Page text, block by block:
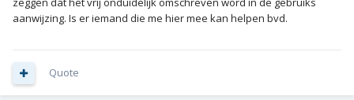
aanwijzing. Is er iemand die me hier mee kan helpen bvd.
Quote